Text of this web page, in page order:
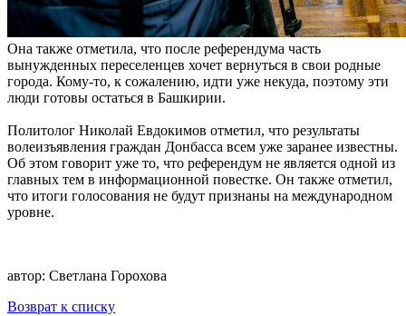
Она также отметила, что после референдума часть
вынужденных переселенцев хочет вернуться в свои родные
города. Кому-то, к сожалению, идти уже некуда, поэтому эти
люди готовы остаться в Башкирии.
Политолог Николай Евдокимов отметил, что результаты
волеизъявления граждан Донбасса всем уже заранее известны.
Об этом говорит уже то, что референдум не является одной из
главных тем в информационной повестке. Он также отметил,
что итоги голосования не будут признаны на международном
уровне.
автор: Светлана Горохова
Возврат к списку